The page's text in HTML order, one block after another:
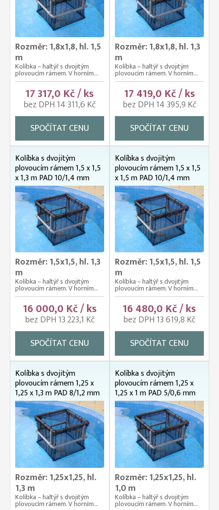
Rozměr: 1,8x1,8, hl. 1,5
m
Kolíbka – haltýř s dvojitým
plovoucím rámem. V horním...
17 317,0 Kč / ks
bez DPH 14 311,6 Kč
SPOČÍTAT CENU
Rozměr: 1,8x1,8, hl. 1,3
m
Kolíbka – haltýř s dvojitým
plovoucím rámem. V horním...
17 419,0 Kč / ks
bez DPH 14 395,9 Kč
SPOČÍTAT CENU
Kolíbka s dvojitým
plovoucím rámem 1,5 x 1,5
x 1,3 m PAD 10/1,4 mm
Rozměr: 1,5x1,5, hl. 1,3
m
Kolíbka – haltýř s dvojitým
plovoucím rámem. V horním...
16 000,0 Kč / ks
bez DPH 13 223,1 Kč
SPOČÍTAT CENU
Kolíbka s dvojitým
plovoucím rámem 1,5 x 1,5
x 1,5 m PAD 10/1,4 mm
Rozměr: 1,5x1,5, hl. 1,5
m
Kolíbka – haltýř s dvojitým
plovoucím rámem. V horním...
16 480,0 Kč / ks
bez DPH 13 619,8 Kč
SPOČÍTAT CENU
Kolíbka s dvojitým
plovoucím rámem 1,25 x
1,25 x 1,3 m PAD 8/1,2 mm
Rozměr: 1,25x1,25, hl.
1,3 m
Kolíbka – haltýř s dvojitým
plovoucím rámem. V horním...
Kolíbka s dvojitým
plovoucím rámem 1,25 x
1,25 x 1 m PAD 5/0,6 mm
Rozměr: 1,25x1,25, hl.
1,0 m
Kolíbka – haltýř s dvojitým
plovoucím rámem. V horním...